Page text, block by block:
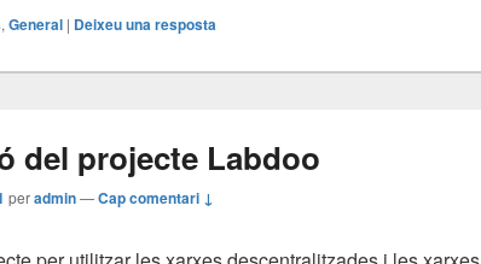
, General | Deixeu una resposta
del projecte Labdoo
peradmin—Cap comentari ↓